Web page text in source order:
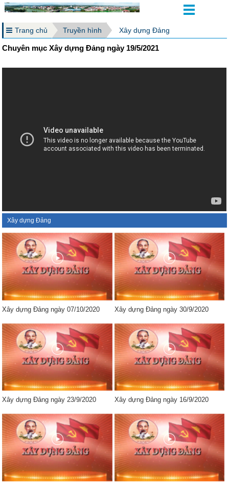
Trang chủ Truyền hình Xây dựng Đảng
Chuyên mục Xây dựng Đảng ngày 19/5/2021
Xây dựng Đảng
Xây dựng Đảng ngày 07/10/2020 Xây dựng Đảng ngày 30/9/2020
Xây dựng Đảng ngày 23/9/2020 Xây dựng Đảng ngày 16/9/2020